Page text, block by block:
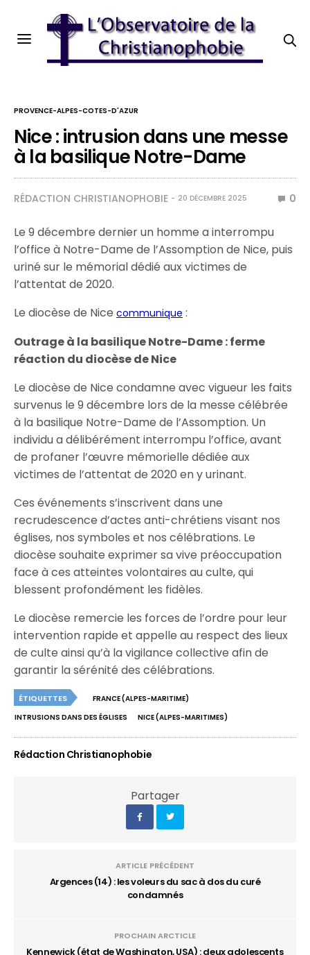
PROVENCE-ALPES-COTES-D'AZUR
Nice : intrusion dans une messe
à la basilique Notre-Dame
RÉDACTION CHRISTIANOPHOBIE 20 DÉCEMBRE 2025 0
Le 9 décembre dernier un homme a interrompu
l’office à Notre-Dame de l’Assomption de Nice, puis
uriné sur le mémorial dédié aux victimes de
l’attentat de 2020.
Le diocèse de Nicecommunique :
Outrageà la basilique Notre-Dame : ferme
réaction du diocèse de Nice
Le diocèse de Nice condamne avec vigueur les faits
survenus le 9 décembre lors de la messe célébrée
à la basilique Notre-Dame de l’Assomption. Un
individu a délibérément interrompu l’office, avant
de profaner l’œuvre mémorielle dédiée aux
victimes de l’attentat de 2020 en y urinant.
Ces événements s’inscrivent dans une
recrudescence d’actes anti-chrétiens visant nos
églises, nos symboles et nos célébrations. Le
diocèse souhaite exprimer sa vive préoccupation
face à ces atteintes volontaires au culte, qui
blessent profondément les fidèles.
Le diocèse remercie les forces de l’ordre pour leur
intervention rapide et appelle au respect des lieux
de culte ainsi qu’à la vigilance collective afin de
garantir la sérénité des célébrations.
ÉTIQUETTES
FRANCE (ALPES-MARITIME)
INTRUSIONS DANS DES ÉGLISES
NICE (ALPES-MARITIMES)
Rédaction Christianophobie
Partager
ARTICLE PRÉCÉDENT
Argences (14) : les voleurs du sac à dos du curé
condamnés
PROCHAIN ARCTICLE
Kennewick (état de Washington, USA) : deux adolescents